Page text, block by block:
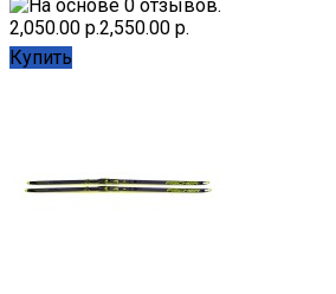
2,050.00 р.2,550.00 р.
Купить